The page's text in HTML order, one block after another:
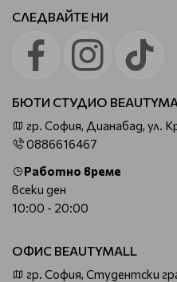
СЛЕДВАЙТЕ НИ
БЮТИ СТУДИО
гр. София, Дианабад, ул.
0886616467
Работно време
всеки ден
10:00 - 20:00
ОФИС BEAUTYMALL
гр. София, Студентски